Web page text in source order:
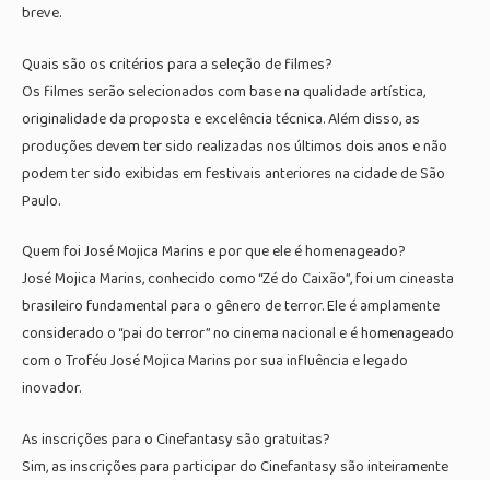
breve.
Quais são os critérios para a seleção de filmes?
Os filmes serão selecionados com base na qualidade artística,
originalidade da proposta e excelência técnica. Além disso, as
produções devem ter sido realizadas nos últimos dois anos e não
podem ter sido exibidas em festivais anteriores na cidade de São
Paulo.
Quem foi José Mojica Marins e por que ele é homenageado?
José Mojica Marins, conhecido como “Zé do Caixão”, foi um cineasta
brasileiro fundamental para o gênero de terror. Ele é amplamente
considerado o “pai do terror” no cinema nacional e é homenageado
com o Troféu José Mojica Marins por sua influência e legado
inovador.
As inscrições para o Cinefantasy são gratuitas?
Sim, as inscrições para participar do Cinefantasy são inteiramente